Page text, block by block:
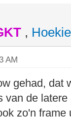
, Hoekie
AM
gehad, dat
van de
zo'n